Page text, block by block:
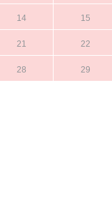
14 15
21 22
28 29